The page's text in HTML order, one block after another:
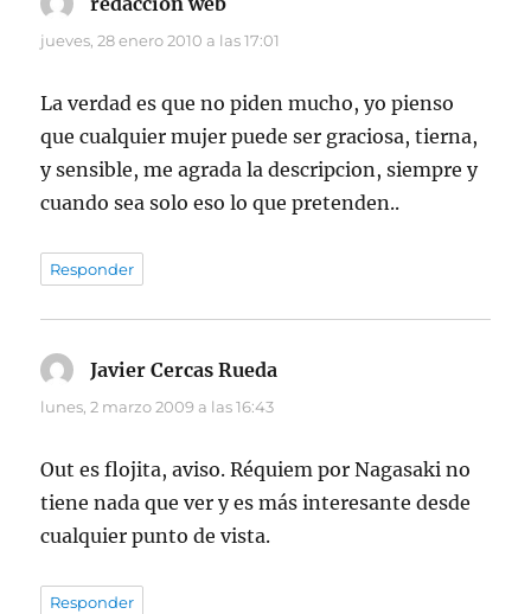
jueves, 28 enero 2010 a las 17:01
La verdad es que no piden mucho, yo pienso
que cualquier mujer puede ser graciosa, tierna,
y sensible, me agrada la descripcion, siempre y
cuando sea solo eso lo que pretenden..
Responder
Javier Cercas Rueda
lunes, 2 marzo 2009 a las 16:43
Out es flojita, aviso. Réquiem por Nagasaki no
tiene nada que ver y es más interesante desde
cualquier punto de vista.
Responder